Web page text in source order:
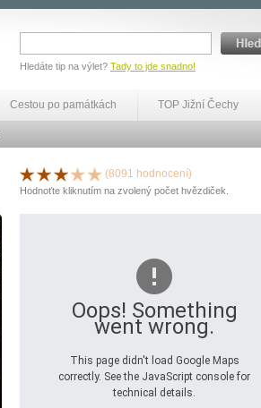
Hledáte tip na výlet? Tady to jde snadno!
Cestou po památkách TOP Jižní Čechy
(8091 hodnocení)
Hodnoťte kliknutím na zvolený počet hvězdiček.
Oops! Something
went wrong.
This page didn't load Google Maps
correctly. See the JavaScript console for
technical details.